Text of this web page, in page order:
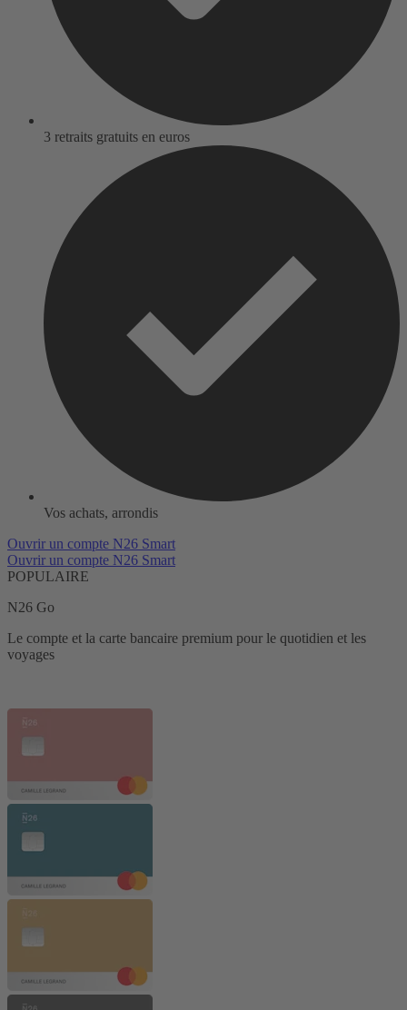
3 retraits gratuits en euros
Vos achats, arrondis
Ouvrir un compte N26 Smart
Ouvrir un compte N26 Smart
POPULAIRE
N26 Go
Le compte et la carte bancaire premium pour le quotidien et les
voyages